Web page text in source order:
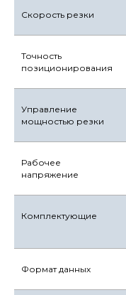
Скорость резки
Точность
позиционирования
Управление
мощностью резки
Рабочее
напряжение
Комплектующие
Формат данных